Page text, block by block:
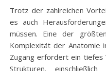
Trotz der zahlreichen
es auch
müssen. Eine der
Komplexität der Anatomie
Zugang erfordert ein tiefes
Strukturen,